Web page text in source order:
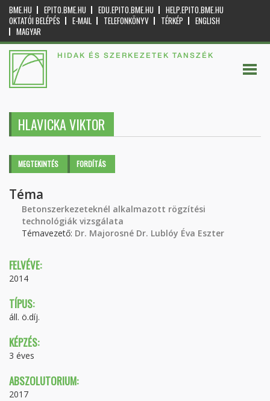
BME.HU EPITO.BME.HU EDU.EPITO.BME.HU
HELP.EPITO.BME.HU
OKTATÓI BELÉPÉS
E-MAIL TELEFONKÖNYV TÉRKÉP
ENGLISH
MAGYAR
HIDAK ÉS SZERKEZETEK TANSZÉK
HLAVICKA VIKTOR
Elsődleges fülek
MEGTEKINTÉS (AKTÍVFORDÍTÁS
Téma
Betonszerkezeteknél alkalmazott rögzítési
technológiák vizsgálata
Témavezető: Dr. Majorosné Dr. Lublóy Éva Eszter
FELVÉVE:
2014
TÍPUS:
áll. ö.díj.
KÉPZÉS:
3 éves
ABSZOLUTORIUM:
2017